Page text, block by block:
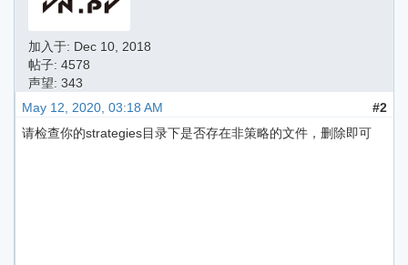
加入于: Dec 10, 2018
帖子: 4578
声望: 343
May 12, 2020, 03:18 AM
#2
请检查你的strategies目录下是否存在非策略的文件，删除即可